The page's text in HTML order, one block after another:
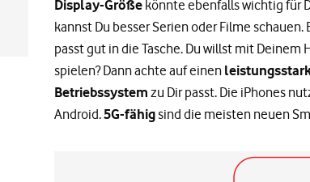
Display-Größekönnte ebenfalls wichtig für
kannst Du besser Serien oder Filme
passt gut in die Tasche. Du willst mit Deinem
spielen? Dann achte auf einen
Betriebssystem zu Dir passt. Die iPhones
Android.5G-fähigsind die meisten neuen